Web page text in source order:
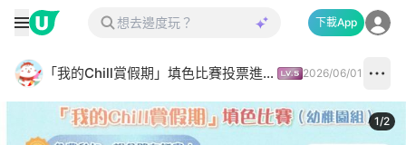
下載App
「我的Chill賞假期」填色比賽投票進行中✅ 2026/06/01
1/2